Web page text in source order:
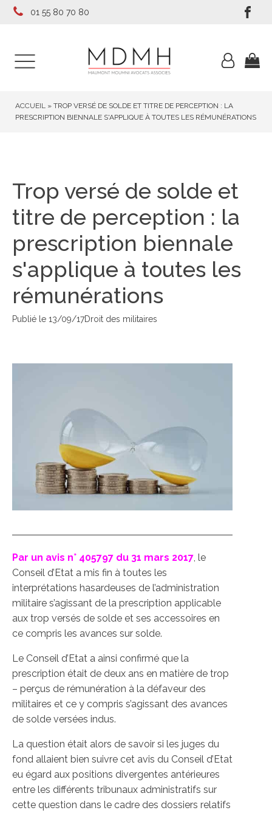
01 55 80 70 80
ACCUEIL » TROP VERSÉ DE SOLDE ET TITRE DE PERCEPTION : LA
PRESCRIPTION BIENNALE S'APPLIQUE À TOUTES LES RÉMUNÉRATIONS
Trop versé de solde et
titre de perception : la
prescription biennale
s'applique à toutes les
rémunérations
Publié le 13/09/17Droit des militaires
Par un avis n° 405797 du 31 mars 2017 , le
Conseil d’Etat a mis fin à toutes les
interprétations hasardeuses de l’administration
militaire s’agissant de la prescription applicable
aux trop versés de solde et ses accessoires en
ce compris les avances sur solde.
Le Conseil d’Etat a ainsi confirmé que la
prescription était de deux ans en matière de trop
– perçus de rémunération à la défaveur des
militaires et ce y compris s’agissant des avances
de solde versées indus.
La question était alors de savoir si les juges du
fond allaient bien suivre cet avis du Conseil d’Etat
eu égard aux positions divergentes antérieures
entre les différents tribunaux administratifs sur
cette question dans le cadre des dossiers relatifs